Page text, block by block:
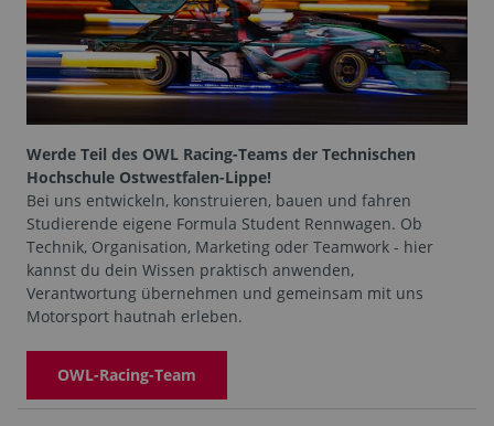
Werde Teil des OWL Racing-Teams der Technischen
Hochschule Ostwestfalen-Lippe!
Bei uns entwickeln, konstruieren, bauen und fahren
Studierende eigene Formula Student Rennwagen. Ob
Technik, Organisation, Marketing oder Teamwork - hier
kannst du dein Wissen praktisch anwenden,
Verantwortung übernehmen und gemeinsam mit uns
Motorsport hautnah erleben.
OWL-Racing-Team